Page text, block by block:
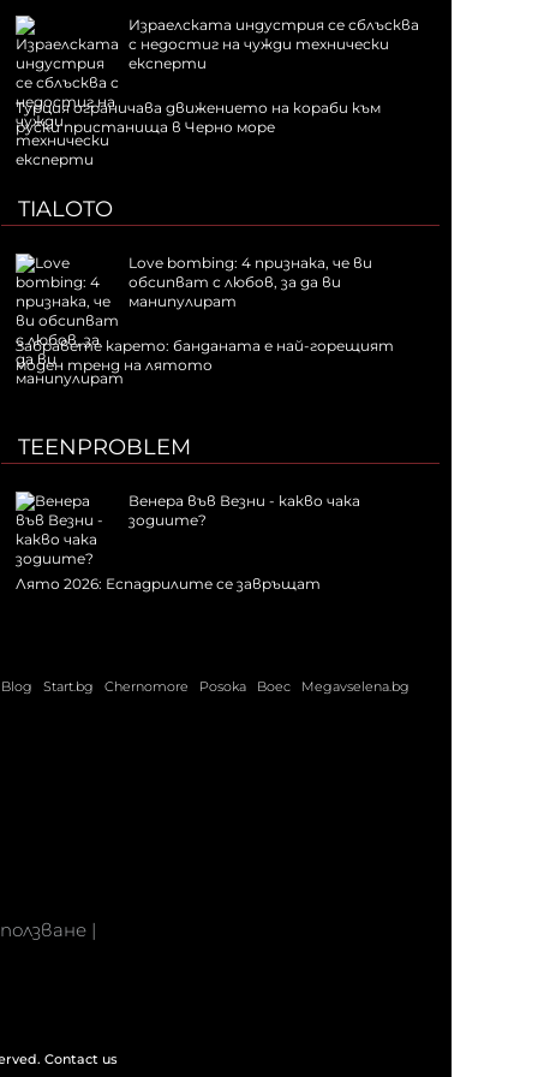
Израелската индустрия се сблъсква
с недостиг на чужди технически
експерти
Турция ограничава движението на кораби към
руски пристанища в Черно море
TIALOTO
Love bombing: 4 признака, че ви
обсипват с любов, за да ви
манипулират
Забравете карето: банданата е най-горещият
моден тренд на лятото
TEENPROBLEM
Венера във Везни - какво чака
зодиите?
Лято 2026: Еспадрилите се завръщат
Blog Start.bg Chernomore Posoka Boec Megavselena.bg
|
Contact us